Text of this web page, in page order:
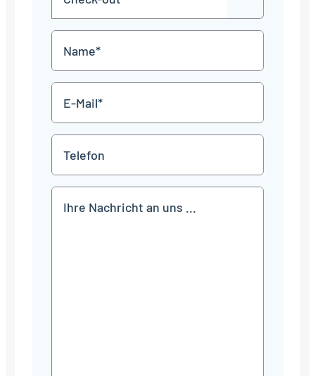
JJJJ
TT
Punkt
MM
JJJJ
Mail
*